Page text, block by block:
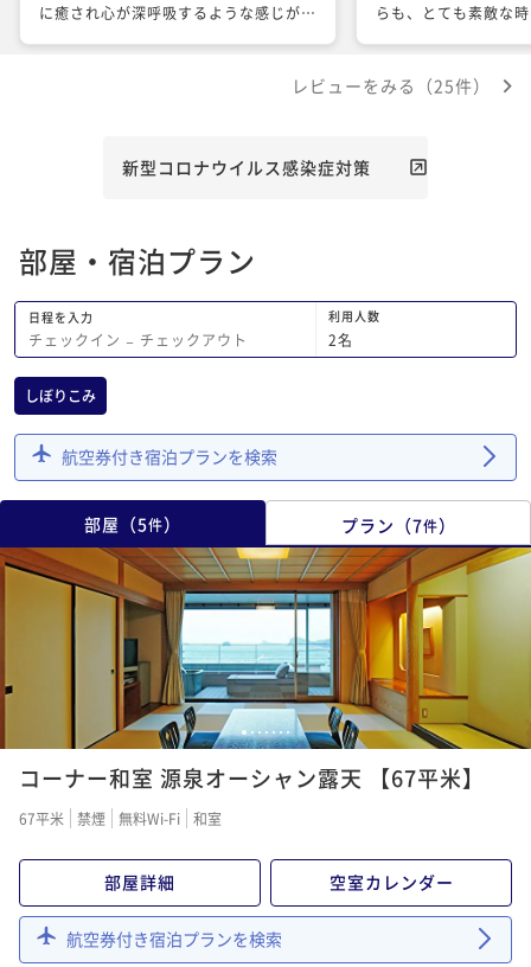
に癒され心が深呼吸するような感じがし
壱岐について色々ご存知なので、何を尋
があり、丁寧でとても感じが良く気持ち
転手さんも丁寧な安全運転で安心でし
い位でしたが、とにかく癒されました。
ありがとうございました！ またゆっく
り再訪したいです。
らも、とても素敵な
レビューをみる（25件）
新型コロナウイルス感染症対策
部屋・宿泊プラン
日程を入力
チェックイン − チェックアウト
利用人数
2名
しぼりこみ
航空券付き宿泊プランを検索
部屋 （5件） プラン （7件）
1 234 567
コーナー和室 源泉オーシャン露天 【67平米】
67平米 禁煙 無料Wi-Fi 和室
部屋詳細 空室カレンダー
航空券付き宿泊プランを検索